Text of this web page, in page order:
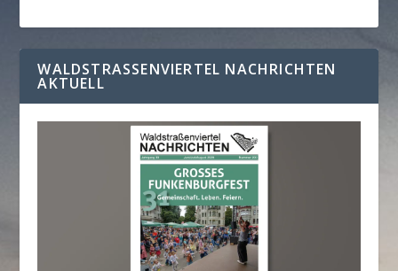
WALDSTRASSENVIERTEL NACHRICHTEN A
KTUELL